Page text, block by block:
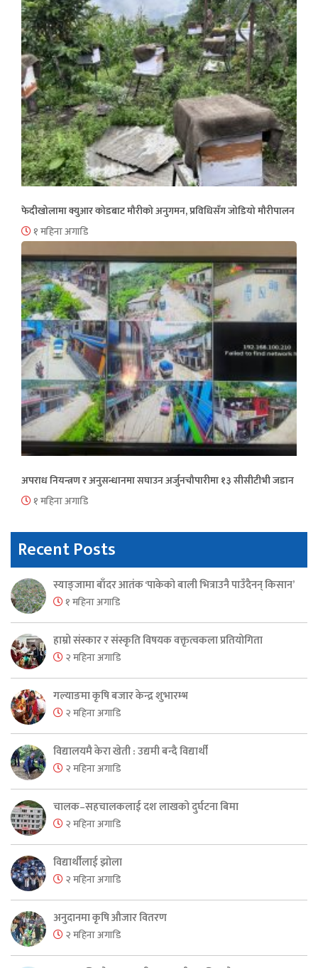
फेदीखोलामा क्युआर कोडबाट मौरीको अनुगमन, प्रविधिसँग जोडियो मौरीपालन
१ महिना अगाडि
अपराध नियन्त्रण र अनुसन्धानमा सघाउन अर्जुनचौपारीमा १३ सीसीटीभी जडान
१ महिना अगाडि
Recent Posts
स्याङ्जामा बाँदर आतंक ‘पाकेको बाली भित्राउनै पाउँदैनन् किसान’
१ महिना अगाडि
हाम्रो संस्कार र संस्कृति विषयक वक्तृत्वकला प्रतियोगिता
२ महिना अगाडि
गल्याङमा कृषि बजार केन्द्र शुभारम्भ
२ महिना अगाडि
विद्यालयमै केरा खेती : उद्यमी बन्दै विद्यार्थी
२ महिना अगाडि
चालक–सहचालकलाई दश लाखको दुर्घटना बिमा
२ महिना अगाडि
विद्यार्थीलाई झोला
२ महिना अगाडि
अनुदानमा कृषि औजार वितरण
२ महिना अगाडि